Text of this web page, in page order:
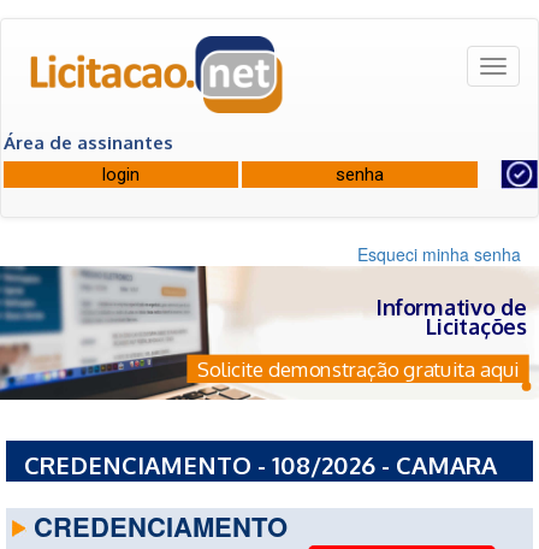
Área de assinantes
Esqueci minha senha
Informativo de
Licitações
Solicite demonstração gratuita aqui
CREDENCIAMENTO - 108/2026 - CAMARA
CREDENCIAMENTO